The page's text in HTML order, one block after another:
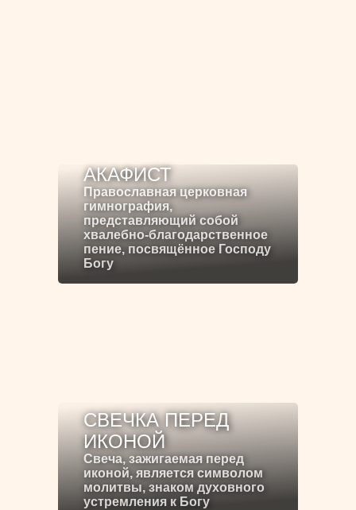
АКАФИСТ
Православная церковная
гимнография,
представляющий собой
хвалебно-благодарственное
пение, посвящённое Господу
Богу
СВЕЧКА ПЕРЕД
ИКОНОЙ
Свеча, зажигаемая перед
иконой, является символом
молитвы, знаком духовного
устремления к Богу